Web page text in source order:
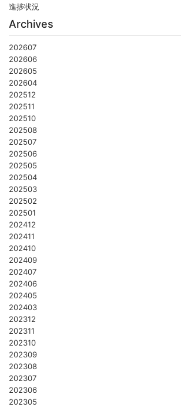
進捗状況
Archives
202607
202606
202605
202604
202512
202511
202510
202508
202507
202506
202505
202504
202503
202502
202501
202412
202411
202410
202409
202407
202406
202405
202403
202312
202311
202310
202309
202308
202307
202306
202305